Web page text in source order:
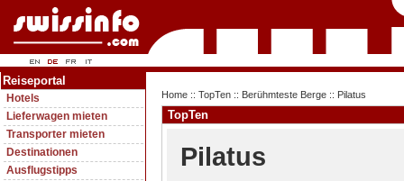
Reiseportal
Hotels
Lieferwagen mieten
Transporter mieten
Destinationen
Ausflugstipps
Home :: TopTen :: Berühmteste Berge :: Pilatus
TopTen
Pilatus